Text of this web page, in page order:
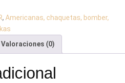
, Americanas, chaquetas, bomber,
Valoraciones (0)